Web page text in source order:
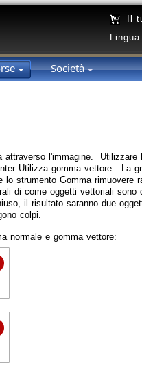
Il
Lingua:
Società
l'immagine. Utilizzare
Utilizza gomma vettore. La
strumento Gomma rimuovere
di come oggetti vettoriali
il risultato saranno due
colpi.
normale e gomma vettore: